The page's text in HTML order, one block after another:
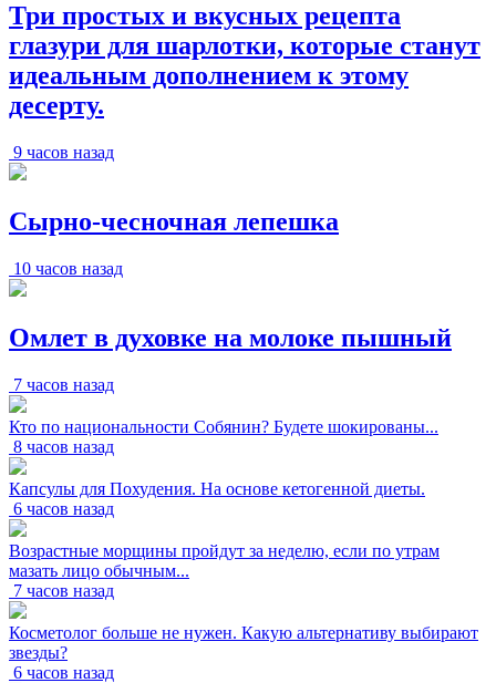
Три простых и вкусных рецепта
глазури для шарлотки, которые станут
идеальным дополнением к этому
десерту.
9 часов назад
Сырно-чесночная лепешка
10 часов назад
Омлет в духовке на молоке пышный
7 часов назад
Кто по национальности Собянин? Будете шокированы...
8 часов назад
Капсулы для Похудения. На основе кетогенной диеты.
6 часов назад
Возрастные морщины пройдут за неделю, если по утрам
мазать лицо обычным...
7 часов назад
Косметолог больше не нужен. Какую альтернативу выбирают
звезды?
6 часов назад